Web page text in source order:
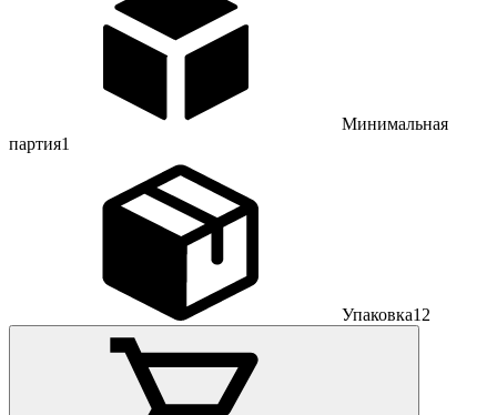
Минимальная
партия1
Упаковка12